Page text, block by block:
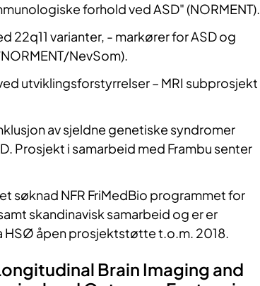
forhold ved ASD" (NORMENT).
22q11 varianter, - markører for ASD og
NevSom).
utviklingsforstyrrelser – MRI subprosjekt
av sjeldne genetiske syndromer
Prosjekt i samarbeid med Frambu senter
søknad NFR FriMedBio programmet for
skandinavisk samarbeid og er er
HSØ åpen prosjektstøtte t.o.m. 2018.
Brain Imaging and